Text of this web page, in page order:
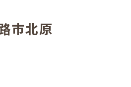
市北原